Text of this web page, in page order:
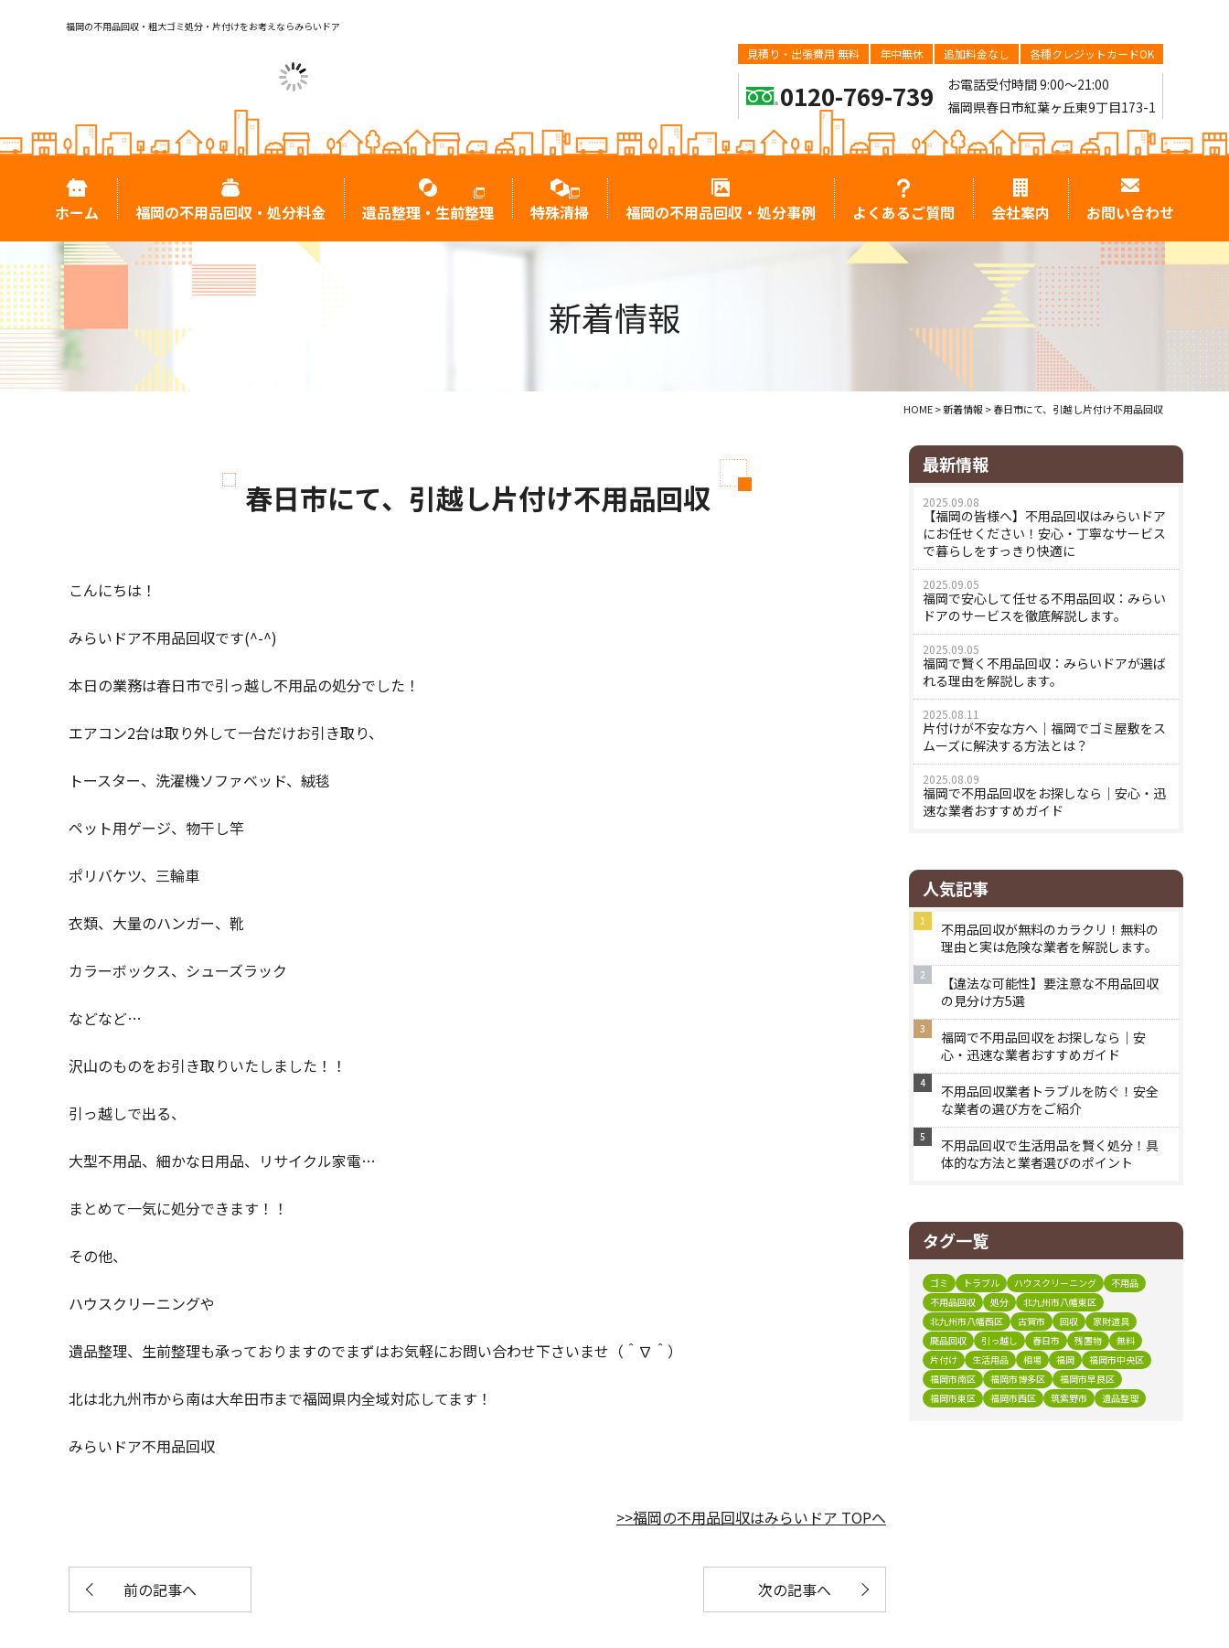
福岡の不用品回収・粗大ゴミ処分・片付けをお考えならみらいドア
見積り・出張費用 無料 年中無休 追加料金なし 各種クレジットカードOK
0120-769-739
お電話受付時間 9:00～21:00
福岡県春日市紅葉ヶ丘東9丁目173-1
ホーム 福岡の不用品回収・処分料金 遺品整理・生前整理 特殊清掃 福岡の不用品回収・処分事例 よくあるご質問 会社案内 お問い合わせ
新着情報
HOME>新着情報>春日市にて、引越し片付け不用品回収
春日市にて、引越し片付け不用品回収
こんにちは！
みらいドア不用品回収です(^-^)
本日の業務は春日市で引っ越し不用品の処分でした！
エアコン2台は取り外して一台だけお引き取り、
トースター、洗濯機ソファベッド、絨毯
ペット用ゲージ、物干し竿
ポリバケツ、三輪車
衣類、大量のハンガー、靴
カラーボックス、シューズラック
などなど…
沢山のものをお引き取りいたしました！！
引っ越しで出る、
大型不用品、細かな日用品、リサイクル家電…
まとめて一気に処分できます！！
その他、
ハウスクリーニングや
遺品整理、生前整理も承っておりますのでまずはお気軽にお問い合わせ下さいませ（＾∇＾）
北は北九州市から南は大牟田市まで福岡県内全域対応してます！
みらいドア不用品回収
>>福岡の不用品回収はみらいドア TOPへ
前の記事へ 次の記事へ
最新情報
2025.09.08
【福岡の皆様へ】不用品回収はみらいドア
にお任せください！安心・丁寧なサービス
で暮らしをすっきり快適に
2025.09.05
福岡で安心して任せる不用品回収：みらい
ドアのサービスを徹底解説します。
2025.09.05
福岡で賢く不用品回収：みらいドアが選ば
れる理由を解説します。
2025.08.11
片付けが不安な方へ｜福岡でゴミ屋敷をス
ムーズに解決する方法とは？
2025.08.09
福岡で不用品回収をお探しなら｜安心・迅
速な業者おすすめガイド
人気記事
不用品回収が無料のカラクリ！無料の
理由と実は危険な業者を解説します。
【違法な可能性】要注意な不用品回収
の見分け方5選
福岡で不用品回収をお探しなら｜安
心・迅速な業者おすすめガイド
不用品回収業者トラブルを防ぐ！安全
な業者の選び方をご紹介
不用品回収で生活用品を賢く処分！具
体的な方法と業者選びのポイント
タグ一覧
ゴミ トラブル ハウスクリーニング
不用品
不用品回収
処分
北九州市八幡東区
北九州市八幡西区
古賀市 回収
家財道具
廃品回収
引っ越し 春日市 残置物
無料
片付け
生活用品 相場 福岡
福岡市中央区
福岡市南区
福岡市博多区
福岡市早良区
福岡市東区
福岡市西区 筑紫野市 遺品整理